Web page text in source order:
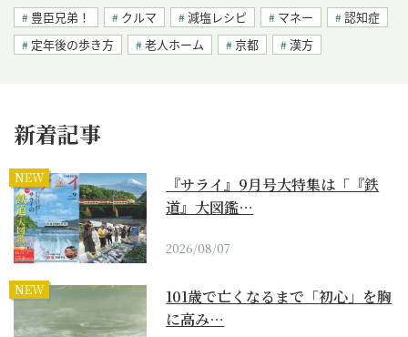
豊臣兄弟！ クルマ 減塩レシピ マネー
認知症
定年後の歩き方
老人ホーム 京都 漢方
新着記事
NEW
『サライ』9月号大特集は「『鉄
道』大図鑑…
2026/08/07
NEW
101歳で亡くなるまで「初心」を胸
に高み…